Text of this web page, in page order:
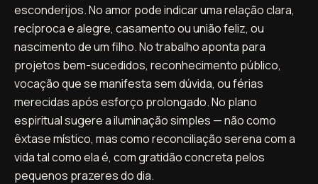
esconderijos. No amor pode indicar uma relação clara,
recíproca e alegre, casamento ou união feliz, ou
nascimento de um filho. No trabalho aponta para
projetos bem-sucedidos, reconhecimento público,
vocação que se manifesta sem dúvida, ou férias
merecidas após esforço prolongado. No plano
espiritual sugere a iluminação simples — não como
êxtase místico, mas como reconciliação serena com a
vida tal como ela é, com gratidão concreta pelos
pequenos prazeres do dia.